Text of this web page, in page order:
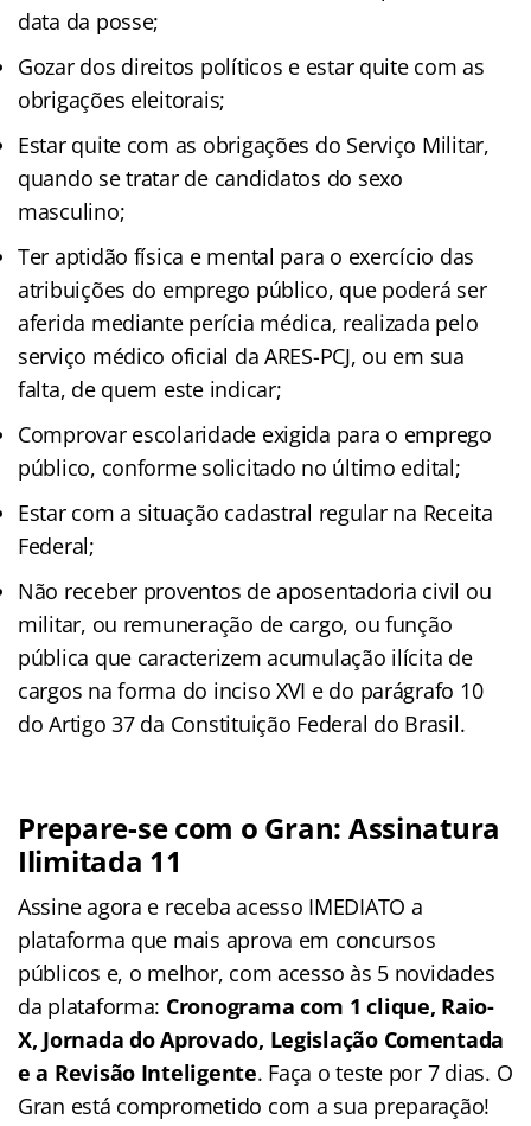
data da posse;
Gozar dos direitos políticos e estar quite com as
obrigações eleitorais;
Estar quite com as obrigações do Serviço Militar,
quando se tratar de candidatos do sexo
masculino;
Ter aptidão física e mental para o exercício das
atribuições do emprego público, que poderá ser
aferida mediante perícia médica, realizada pelo
serviço médico oficial da ARES-PCJ, ou em sua
falta, de quem este indicar;
Comprovar escolaridade exigida para o emprego
público, conforme solicitado no último edital;
Estar com a situação cadastral regular na Receita
Federal;
Não receber proventos de aposentadoria civil ou
militar, ou remuneração de cargo, ou função
pública que caracterizem acumulação ilícita de
cargos na forma do inciso XVI e do parágrafo 10
do Artigo 37 da Constituição Federal do Brasil.
Prepare-se com o Gran: Assinatura
Ilimitada 11
Assine agora e receba acesso IMEDIATO a
plataforma que mais aprova em concursos
públicos e, o melhor, com acesso às 5 novidades
da plataforma: Cronograma com 1 clique, Raio-
X, Jornada do Aprovado, Legislação Comentada
e a Revisão Inteligente. Faça o teste por 7 dias. O
Gran está comprometido com a sua preparação!